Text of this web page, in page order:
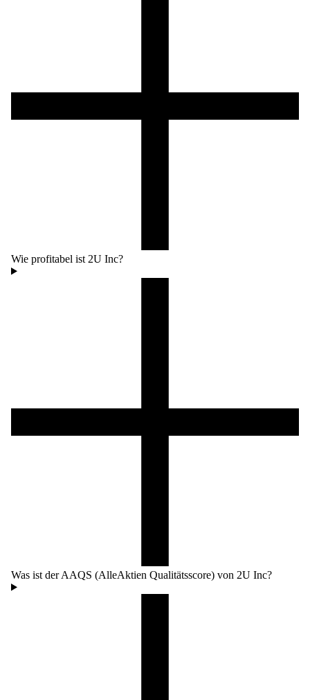
Wie profitabel ist 2U Inc?
Was ist der AAQS (AlleAktien Qualitätsscore) von 2U Inc?